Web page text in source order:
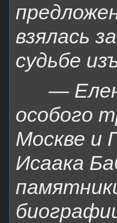
взялась
судьбе
—
особого
Москве и
Исаака